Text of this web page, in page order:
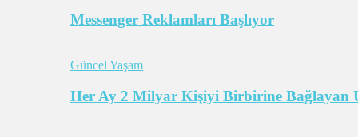
Messenger Reklamları Başlıyor
Güncel Yaşam
Her Ay 2 Milyar Kişiyi Birbirine Bağlayan